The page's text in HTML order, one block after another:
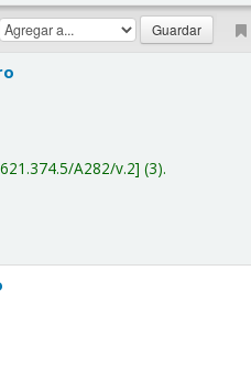
621.374.5/A282/v.2 (3).